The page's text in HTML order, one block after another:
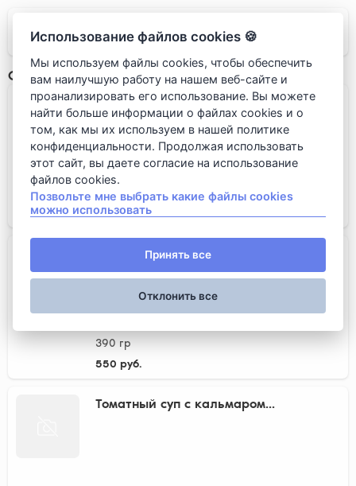
LUMICINO
Супы
Гаспачо
680 руб.
Минестроне
390 гр
550 руб.
Томатный суп с кальмаром...
Использование файлов cookies 🍪
Мы используем файлы cookies, чтобы обеспечить
вам наилучшую работу на нашем веб-сайте и
проанализировать его использование. Вы можете
найти больше информации о файлах cookies и о
том, как мы их используем в нашей политике
конфиденциальности. Продолжая использовать
этот сайт, вы даете согласие на использование
файлов cookies.
Позвольте мне выбрать какие файлы cookies
можно использовать
Принять все
Отклонить все